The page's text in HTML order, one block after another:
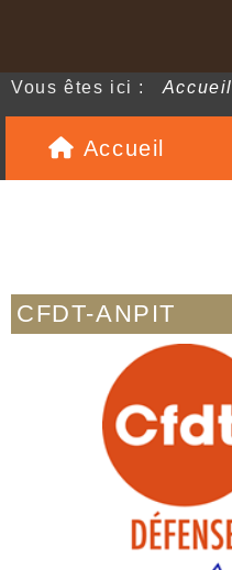
Vous êtes ici : Accueil
Accueil
CFDT-ANPIT